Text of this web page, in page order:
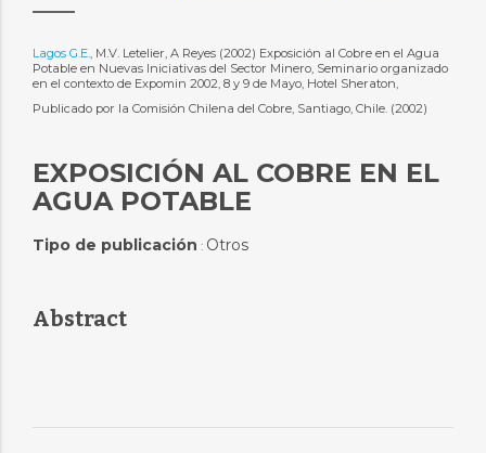
Lagos G.E., M.V. Letelier, A Reyes (2002) Exposición al Cobre en el Agua
Potable en Nuevas Iniciativas del Sector Minero, Seminario organizado
en el contexto de Expomin 2002, 8 y 9 de Mayo, Hotel Sheraton,
Publicado por la Comisión Chilena del Cobre, Santiago, Chile. (2002)
EXPOSICIÓN AL COBRE EN EL
AGUA POTABLE
Tipo de publicación : Otros
Abstract